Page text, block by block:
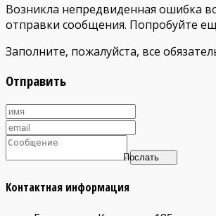
Возникла непредвиденная ошибка
отправки сообщения. Попробуйте
Заполните, пожалуйста, все
Отправить
Послать
Контактная информация